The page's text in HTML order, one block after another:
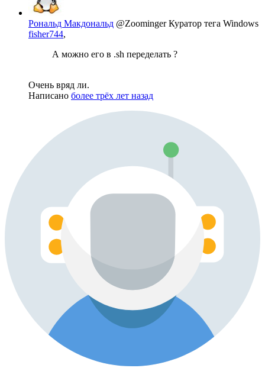
Рональд Макдональд @ZoomingerКуратор тега Windows
fisher744,
А можно его в .sh переделать ?
Очень вряд ли.
Написано более трёх лет назад